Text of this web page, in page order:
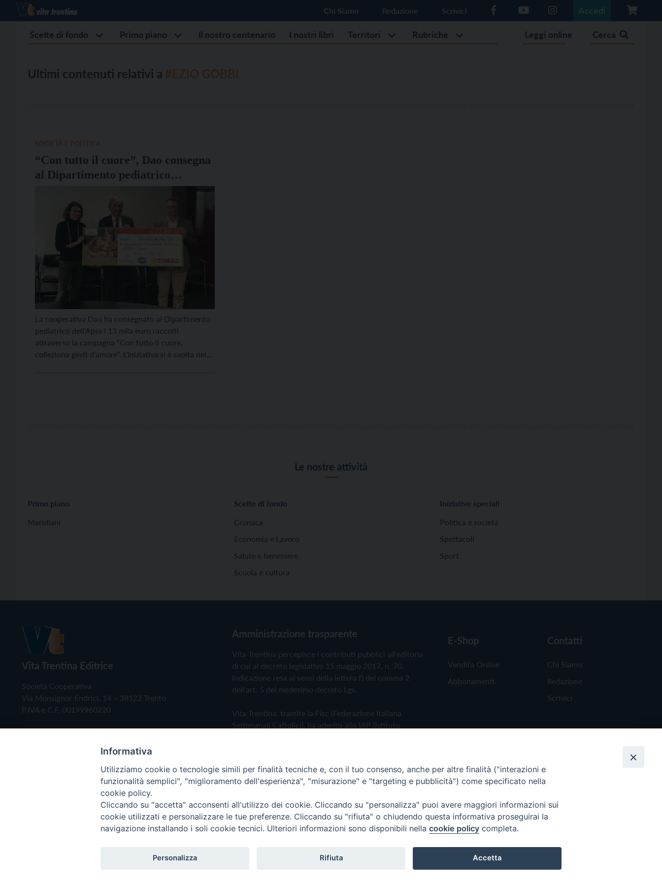
Chi Siamo Redazione Scrivici Accedi
Scelte di fondo Primo piano Il nostro centenario I nostri libri Territori Rubriche Leggi online Cerca
Ultimi contenuti relativi a
“Con tutto il cuore”, Dao consegna
al Dipartimento pediatrico
La cooperativa Dao ha consegnato al Dipartimento
pediatrico dell’Apss i 13 mila euro raccolti
attraverso la campagna “Con tutto il cuore,
colleziona gesti d’amore”. L’iniziativa si è svolta nei
Le nostre attività
Primo piano
Meridiani
Scelte di fondo
Cronaca
Economia e Lavoro
Salute e benessere
Scuola e cultura
Iniziative speciali
Politica e società
Spettacoli
Sport
Vita Trentina Editrice
Società Cooperativa
Via Monsignor Endrici, 14 – 38122 Trento
P.IVA e C.F. 00199960220
Amministrazione trasparente
Vita Trentina percepisce i contributi pubblici all'editoria
di cui al decreto legislativo 15 maggio 2017, n. 70.
Indicazione resa ai sensi della lettera f) del comma 2
dell'art. 5 del medesimo decreto Lgs.
Vita Trentina, tramite la Fisc (Federazione Italiana
Settimanali Cattolici), ha aderito allo IAP (Istituto
Privacy Policy Cookie Policy
E-Shop
Vendita Online
Abbonamenti
Contatti
Chi Siamo
Redazione
Scrivici
Copyright © 2019 - Tutti i diritti riservati - Vita Trentina Editrice
Informativa
Utilizziamo cookie o tecnologie simili per finalità tecniche e, con il tuo consenso, anche per altre finalità ("interazioni e
funzionalità semplici", "miglioramento dell'esperienza", "misurazione" e "targeting e pubblicità") come specificato nella
cookie policy.
Cliccando su "accetta" acconsenti all'utilizzo dei cookie. Cliccando su "personalizza" puoi avere maggiori informazioni sui
cookie utilizzati e personalizzare le tue preferenze. Cliccando su "rifiuta" o chiudendo questa informativa proseguirai la
navigazione installando i soli cookie tecnici. Ulteriori informazioni sono disponibili nella cookie policy completa.
Personalizza Rifiuta Accetta